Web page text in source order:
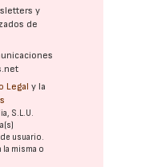
y
de
Legal y la
S.L.U.
usuario.
misma o